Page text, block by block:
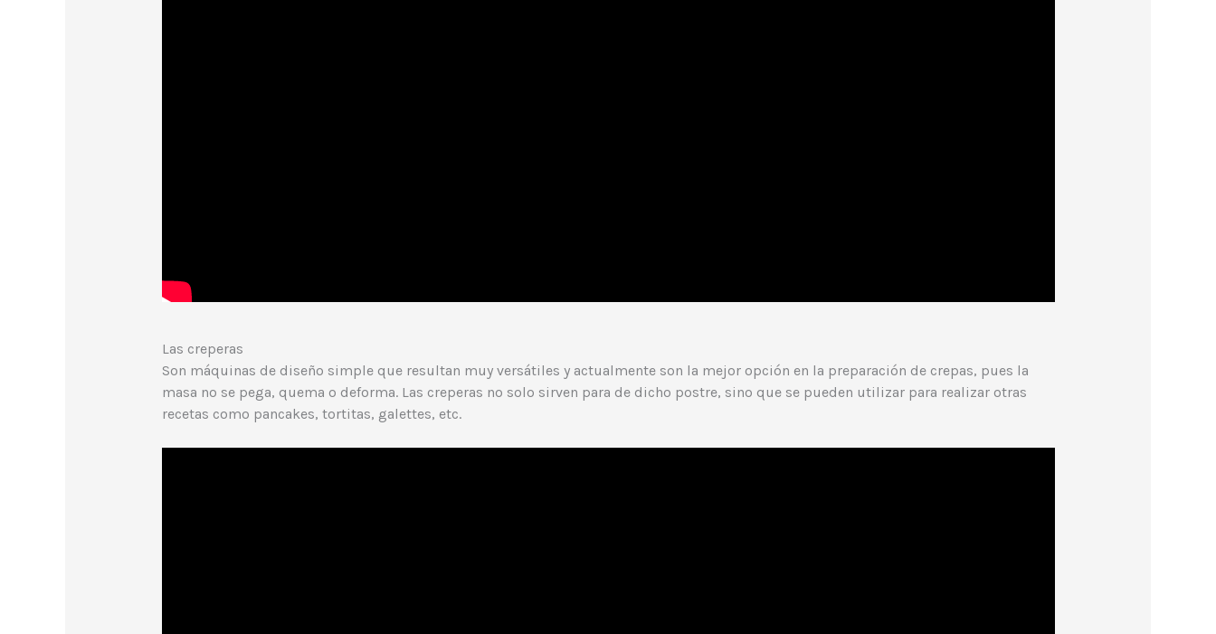
Las creperas
Son máquinas de diseño simple que resultan muy versátiles y actualmente son la mejor opción en la preparación de crepas, pues la
masa no se pega, quema o deforma. Las creperas no solo sirven para de dicho postre, sino que se pueden utilizar para realizar otras
recetas como pancakes, tortitas, galettes, etc.